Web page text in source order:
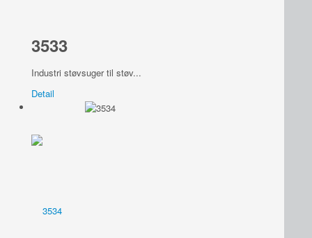
3533
Industri støvsuger til støv...
Detail